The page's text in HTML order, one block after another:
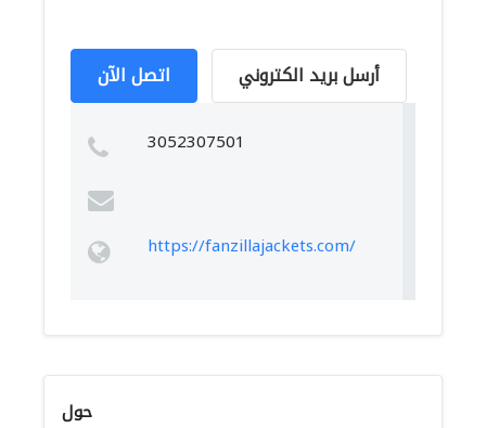
اتصل الآن أرسل بريد الكتروني
3052307501
https://fanzillajackets.com/
حول